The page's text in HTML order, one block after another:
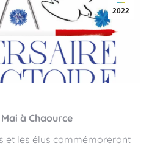
2022
à Chaource
et les élus commémoreront